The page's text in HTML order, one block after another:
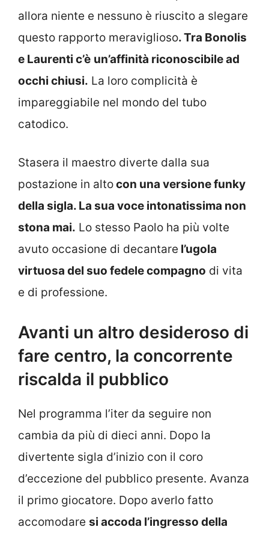
allora niente e nessuno è riuscito a slegare
questo rapporto meraviglioso. Tra Bonolis
e Laurenti c’è un’affinità riconoscibile ad
occhi chiusi. La loro complicità è
impareggiabile nel mondo del tubo
catodico.
Stasera il maestro diverte dalla sua
postazione in altocon una versione funky
della sigla. La sua voce intonatissima non
stona mai. Lo stesso Paolo ha più volte
avuto occasione di decantare l’ugola
virtuosa del suo fedele compagno di vita
e di professione.
Avanti un altro desideroso di
fare centro, la concorrente
riscalda il pubblico
Nel programma l’iter da seguire non
cambia da più di dieci anni. Dopo la
divertente sigla d’inizio con il coro
d’eccezione del pubblico presente. Avanza
il primo giocatore. Dopo averlo fatto
accomodare si accoda l’ingresso della